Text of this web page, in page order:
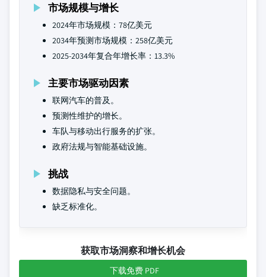
市场规模与增长
2024年市场规模：78亿美元
2034年预测市场规模：258亿美元
2025-2034年复合年增长率：13.3%
主要市场驱动因素
联网汽车的普及。
预测性维护的增长。
车队与移动出行服务的扩张。
政府法规与智能基础设施。
挑战
数据隐私与安全问题。
缺乏标准化。
获取市场洞察和增长机会
下载免费 PDF